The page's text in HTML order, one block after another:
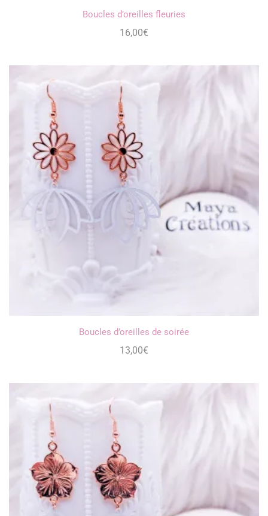
Boucles d’oreilles fleuries
16,00€
Boucles d’oreilles de soirée
13,00€